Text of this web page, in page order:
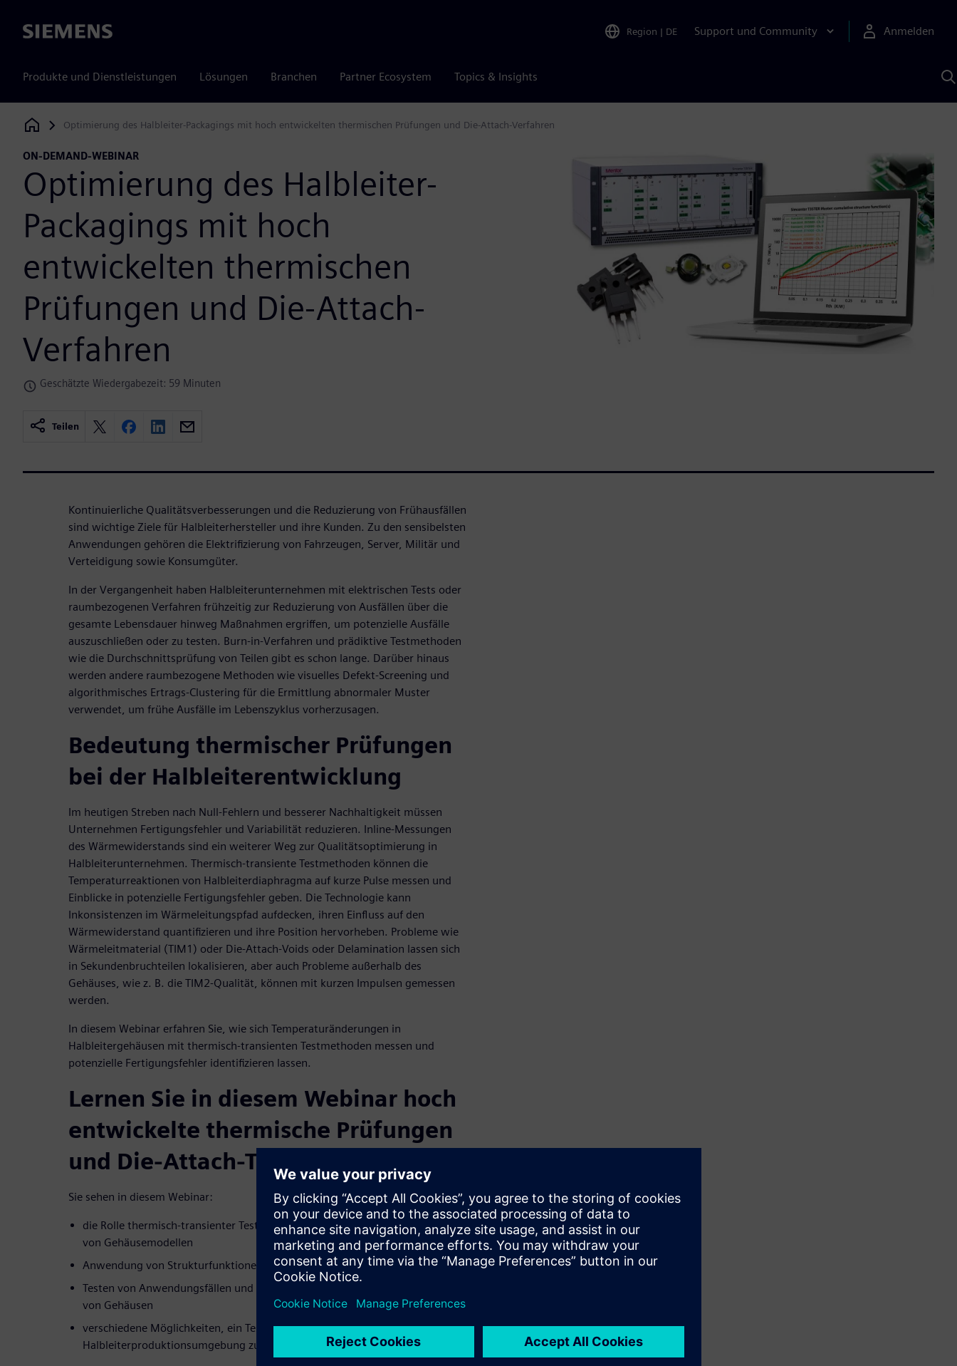
Siemens Region | DE Support und Community Anmelden
Produkte und Dienstleistungen Lösungen Branchen Partner Ecosystem Topics & Insights
KI
Siemens Digital Industries Software
Optimierung des Halbleiter-Packagings mit hoch entwickelten thermischen Prüfungen und Die-Attach-Verfahren
ON-DEMAND-WEBINAR
Optimierung des Halbleiter-
Packagings mit hoch
entwickelten thermischen
Prüfungen und Die-Attach-
Verfahren
Geschätzte Wiedergabezeit: 59 Minuten
Teilen
Kontinuierliche Qualitätsverbesserungen und die Reduzierung von Frühausfällen
sind wichtige Ziele für Halbleiterhersteller und ihre Kunden. Zu den sensibelsten
Anwendungen gehören die Elektrifizierung von Fahrzeugen, Server, Militär und
Verteidigung sowie Konsumgüter.
In der Vergangenheit haben Halbleiterunternehmen mit elektrischen Tests oder
raumbezogenen Verfahren frühzeitig zur Reduzierung von Ausfällen über die
gesamte Lebensdauer hinweg Maßnahmen ergriffen, um potenzielle Ausfälle
auszuschließen oder zu testen. Burn-in-Verfahren und prädiktive Testmethoden
wie die Durchschnittsprüfung von Teilen gibt es schon lange. Darüber hinaus
werden andere raumbezogene Methoden wie visuelles Defekt-Screening und
algorithmisches Ertrags-Clustering für die Ermittlung abnormaler Muster
verwendet, um frühe Ausfälle im Lebenszyklus vorherzusagen.
Bedeutung thermischer Prüfungen
bei der Halbleiterentwicklung
Im heutigen Streben nach Null-Fehlern und besserer Nachhaltigkeit müssen
Unternehmen Fertigungsfehler und Variabilität reduzieren. Inline-Messungen
des Wärmewiderstands sind ein weiterer Weg zur Qualitätsoptimierung in
Halbleiterunternehmen. Thermisch-transiente Testmethoden können die
Temperaturreaktionen von Halbleiterdiaphragma auf kurze Pulse messen und
Einblicke in potenzielle Fertigungsfehler geben. Die Technologie kann
Inkonsistenzen im Wärmeleitungspfad aufdecken, ihren Einfluss auf den
Wärmewiderstand quantifizieren und ihre Position hervorheben. Probleme wie
Wärmeleitmaterial (TIM1) oder Die-Attach-Voids oder Delamination lassen sich
in Sekundenbruchteilen lokalisieren, aber auch Probleme außerhalb des
Gehäuses, wie z. B. die TIM2-Qualität, können mit kurzen Impulsen gemessen
werden.
In diesem Webinar erfahren Sie, wie sich Temperaturänderungen in
Halbleitergehäusen mit thermisch-transienten Testmethoden messen und
potenzielle Fertigungsfehler identifizieren lassen.
Lernen Sie in diesem Webinar hoch
entwickelte thermische Prüfungen
und Die-Attach-Techniken kennen
Sie sehen in diesem Webinar:
die Rolle thermisch-transienter Testmethoden zur Unterstützung der Analyse
von Gehäusemodellen
Anwendung von Strukturfunktionen zur Fehleridentifikation
Testen von Anwendungsfällen und Grenzwerten für die thermische Qualität
von Gehäusen
verschiedene Möglichkeiten, ein Testsystem in eine
Halbleiterproduktionsumgebung zu integrieren